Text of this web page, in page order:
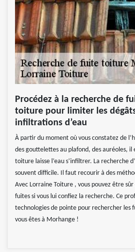
Procédez à la recherche de
toiture pour limiter les
infiltrations d’eau
À partir du moment où vous constatez de
des gouttelettes au plafond, des auréoles,
toiture laisse l’eau s’infiltrer. La recherche
souvent difficile. Il faut recourir à des
Avec Lorraine Toiture , vous pouvez être
fuites si vous lui confiez la recherche. Ce
technologies de pointe pour rechercher les
vous êtes à Morhange !